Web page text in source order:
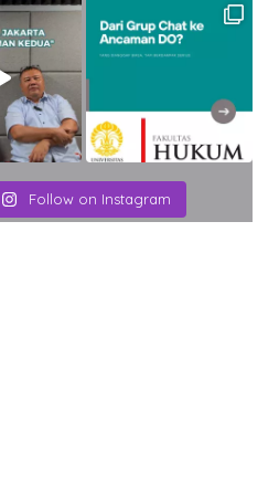
Follow on Instagram